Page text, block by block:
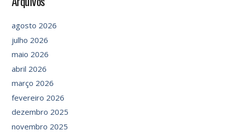
agosto 2026
julho 2026
maio 2026
abril 2026
março 2026
fevereiro 2026
dezembro 2025
novembro 2025